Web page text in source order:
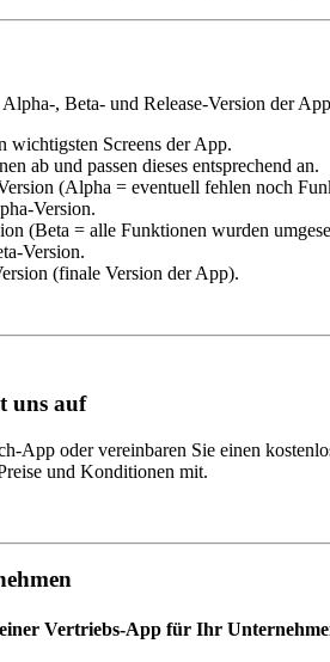
, Beta- und Release-Version der
wichtigsten Screens der App.
ab und passen dieses entsprechend an.
(Alpha = eventuell fehlen noch
Version.
(Beta = alle Funktionen wurden
Version.
(finale Version der App).
uns auf
App oder vereinbaren Sie einen
und Konditionen mit.
Vertriebs-App für Ihr